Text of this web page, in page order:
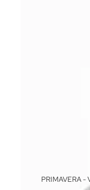
PRIMAVERA -